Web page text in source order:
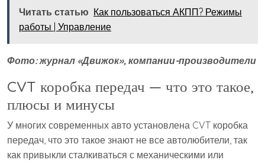
Читать статью Как пользоваться АКПП? Режимы
работы | Управление
Фото: журнал «Движок», компании-производители
CVT коробка передач — что это такое,
плюсы и минусы
У многих современных авто установлена CVT коробка
передач, что это такое знают не все автолюбители, так
как привыкли сталкиваться с механическими или